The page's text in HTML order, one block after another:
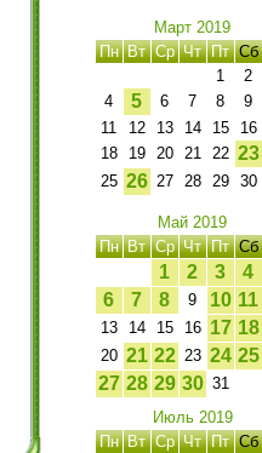
Март 2019
Пн Вт Ср Чт Пт Сб
1
2
4
5 6 7 8
9
11
12 13 14 15
16
18
19 20 21 22 23
25 26 27 28 29 30
Май 2019
Пн Вт Ср Чт Пт Сб
1 2 3
4
6
7 8 9 10 11
13 14 15 16 17 18
20 21 22 23 24 25
27 28 29 30 31
Июль 2019
Пн Вт Ср Чт Пт Сб